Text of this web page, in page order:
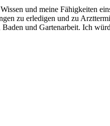
und meine Fähigkeiten
zu erledigen und zu
und Gartenarbeit. Ich